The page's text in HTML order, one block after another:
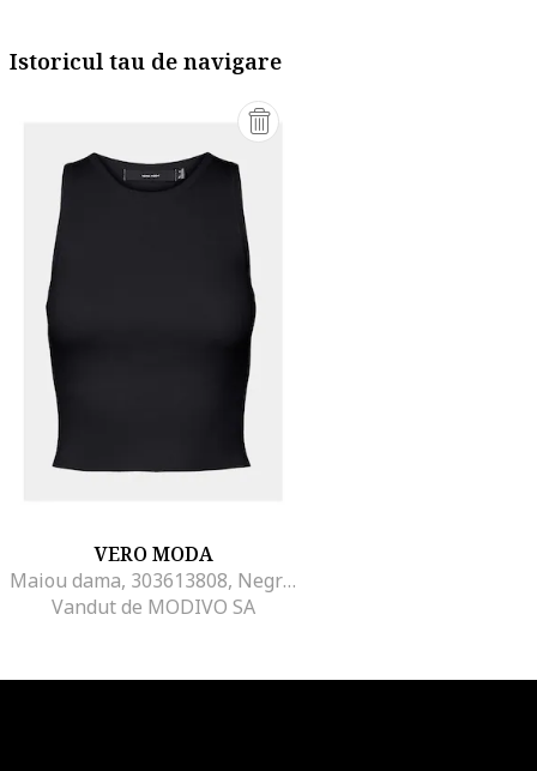
Istoricul tau de navigare
VERO MODA
Maiou dama, 303613808, Negru, Poliester
Vandut de MODIVO SA